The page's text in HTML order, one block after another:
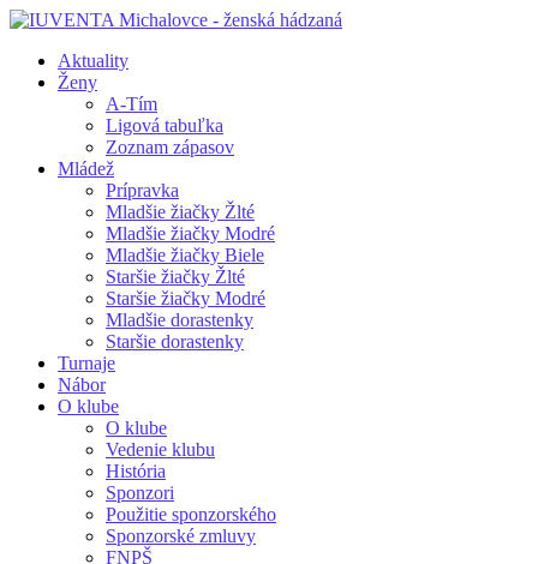
Aktuality
Ženy
A-Tím
Ligová tabuľka
Zoznam zápasov
Mládež
Prípravka
Mladšie žiačky Žlté
Mladšie žiačky Modré
Mladšie žiačky Biele
Staršie žiačky Žlté
Staršie žiačky Modré
Mladšie dorastenky
Staršie dorastenky
Turnaje
Nábor
O klube
O klube
Vedenie klubu
História
Sponzori
Použitie sponzorského
Sponzorské zmluvy
FNPŠ